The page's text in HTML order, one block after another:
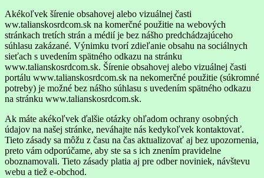
Akékoľvek šírenie obsahovej alebo vizuálnej časti
ww.talianskosrdcom.sk na komerčné použitie na webových
stránkach tretích strán a médií je bez nášho predchádzajúceho
súhlasu zakázané. Výnimku tvorí zdieľanie obsahu na sociálnych
sieťach s uvedením spätného odkazu na stránku
www.talianskosrdcom.sk. Šírenie obsahovej alebo vizuálnej časti
portálu www.talianskosrdcom.sk na nekomerčné použitie (súkromné
potreby) je možné bez nášho súhlasu s uvedením spätného odkazu
na stránku www.talianskosrdcom.sk.
Ak máte akékoľvek ďalšie otázky ohľadom ochrany osobných
údajov na našej stránke, neváhajte nás kedykoľvek kontaktovať.
Tieto zásady sa môžu z času na čas aktualizovať aj bez upozornenia,
preto vám odporúčame, aby ste sa s ich znením pravidelne
oboznamovali. Tieto zásady platia aj pre odber noviniek, návštevu
webu a tiež e-obchod.